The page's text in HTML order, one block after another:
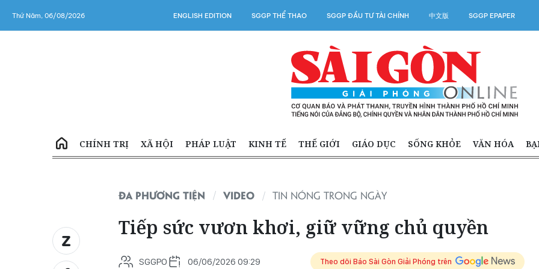
Thứ Năm, 06/08/2026 ENGLISH EDITION SGGP THỂ THAO SGGP ĐẦU TƯ TÀI CHÍNH 中文版 SGGP EPAPER
CHÍNH TRỊ XÃ HỘI PHÁP LUẬT KINH TẾ THẾ GIỚI GIÁO DỤC SỐNG KHỎE VĂN HÓA
ĐA PHƯƠNG TIỆN VIDEO TIN NÓNG TRONG NGÀY
Tiếp sức vươn khơi, giữ vững chủ quyền
SGGPO 06/06/2026 09:29 Theo dõi Báo Sài Gòn Giải Phóng trên